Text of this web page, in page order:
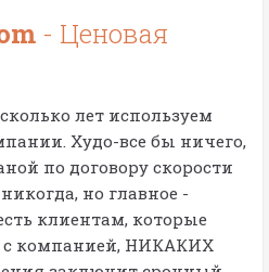
- Ценовая
лет используем
Худо-все бы ничего,
по договору скорости
но главное -
клиентам, которые
с компанией, НИКАКИХ